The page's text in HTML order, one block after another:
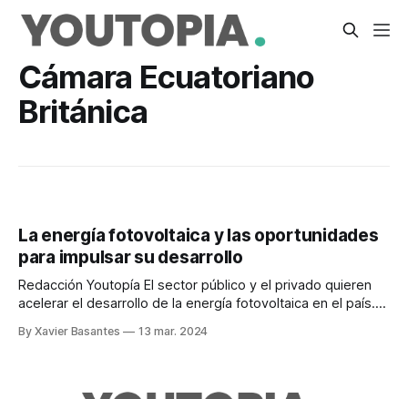
Cámara Ecuatoriano
Británica
La energía fotovoltaica y las oportunidades
para impulsar su desarrollo
Redacción Youtopía El sector público y el privado quieren
acelerar el desarrollo de la energía fotovoltaica en el país.
escenario de estiaje en octubre. Este tema fue tratado en
By Xavier Basantes 13 mar. 2024